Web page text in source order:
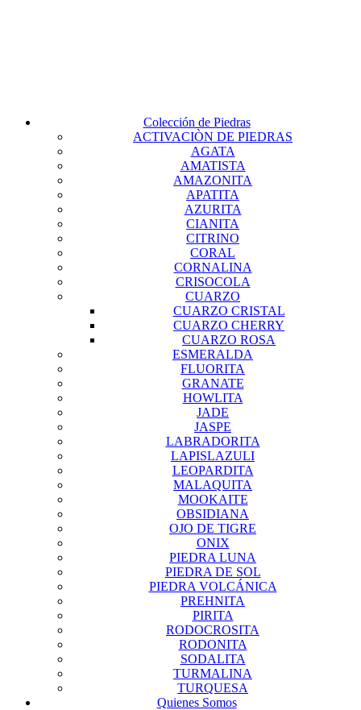
Colección de Piedras
ACTIVACIÒN DE PIEDRAS
AGATA
AMATISTA
AMAZONITA
APATITA
AZURITA
CIANITA
CITRINO
CORAL
CORNALINA
CRISOCOLA
CUARZO
CUARZO CRISTAL
CUARZO CHERRY
CUARZO ROSA
ESMERALDA
FLUORITA
GRANATE
HOWLITA
JADE
JASPE
LABRADORITA
LAPISLAZULI
LEOPARDITA
MALAQUITA
MOOKAITE
OBSIDIANA
OJO DE TIGRE
ONIX
PIEDRA LUNA
PIEDRA DE SOL
PIEDRA VOLCÁNICA
PREHNITA
PIRITA
RODOCROSITA
RODONITA
SODALITA
TURMALINA
TURQUESA
Quienes Somos